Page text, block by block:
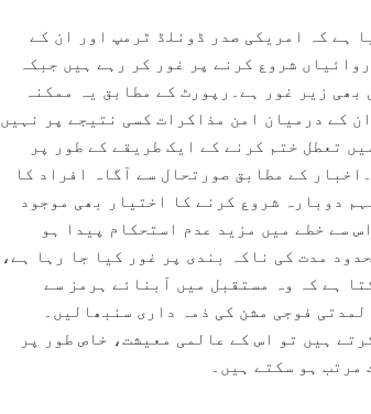
ہے کہ امریکی صدر ڈونلڈ ٹرمپ اور ان کے
شروع کرنے پر غور کر رہے ہیں جبکہ
زیر غور ہے۔رپورٹ کے مطابق یہ ممکنہ
کے درمیان امن مذاکرات کسی نتیجے پر نہیں
تعطل ختم کرنے کے ایک طریقے کے طور پر
کے مطابق صورتحال سے آگاہ افراد کا
دوبارہ شروع کرنے کا اختیار بھی موجود
سے خطے میں مزید عدم استحکام پیدا ہو
مدت کی ناکہ بندی پر غور کیا جا رہا ہے،
ہے کہ وہ مستقبل میں آبنائے ہرمز سے
فوجی مشن کی ذمہ داری سنبھالیں۔
ہیں تو اس کے عالمی معیشت، خاص طور پر
مرتب ہو سکتے ہیں۔